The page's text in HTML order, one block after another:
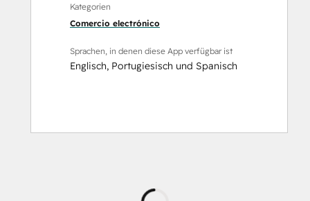
Kategorien
Comercio electrónico
Sprachen, in denen diese App verfügbar ist
Englisch, Portugiesisch und Spanisch